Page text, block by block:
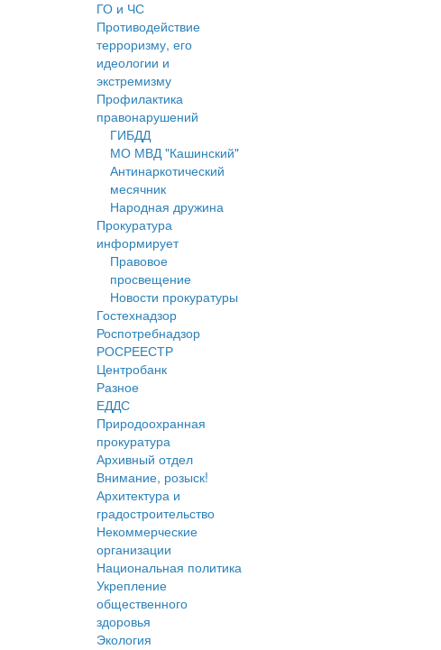
ГО и ЧС
Противодействие
терроризму, его
идеологии и
экстремизму
Профилактика
правонарушений
ГИБДД
МО МВД "Кашинский"
Антинаркотический
месячник
Народная дружина
Прокуратура
информирует
Правовое
просвещение
Новости прокуратуры
Гостехнадзор
Роспотребнадзор
РОСРЕЕСТР
Центробанк
Разное
ЕДДС
Природоохранная
прокуратура
Архивный отдел
Внимание, розыск!
Архитектура и
градостроительство
Некоммерческие
организации
Национальная политика
Укрепление
общественного
здоровья
Экология